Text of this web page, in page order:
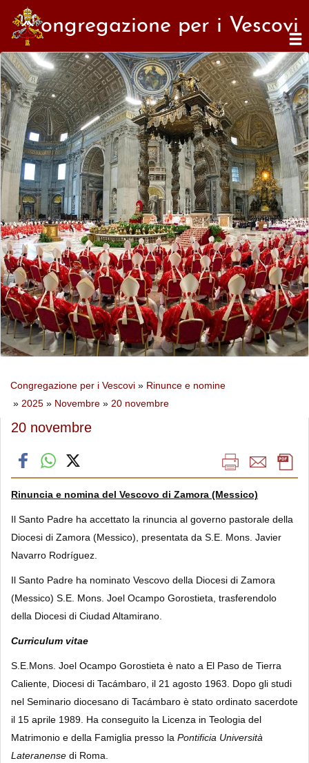
Congregazione per i Vescovi
Congregazione per i Vescovi » Rinunce e nomine
» 2025 » Novembre » 20 novembre
20 novembre
Rinuncia e nomina del Vescovo di Zamora (Messico)
Il Santo Padre ha accettato la rinuncia al governo pastorale della
Diocesi di Zamora (Messico), presentata da S.E. Mons. Javier
Navarro Rodríguez.
Il Santo Padre ha nominato Vescovo della Diocesi di Zamora
(Messico) S.E. Mons. Joel Ocampo Gorostieta, trasferendolo
della Diocesi di Ciudad Altamirano.
Curriculum vitae
S.E.Mons. Joel Ocampo Gorostieta è nato a El Paso de Tierra
Caliente, Diocesi di Tacámbaro, il 21 agosto 1963. Dopo gli studi
nel Seminario diocesano di Tacámbaro è stato ordinato sacerdote
il 15 aprile 1989. Ha conseguito la Licenza in Teologia del
Matrimonio e della Famiglia presso la Pontificia Università
Lateranense di Roma.